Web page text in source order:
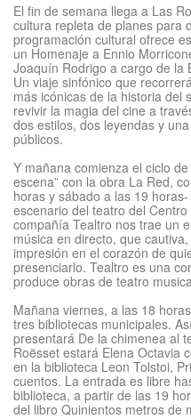
El fin de semana llega a Las
cultura repleta de planes para
programación cultural ofrece
un Homenaje a Ennio
Joaquín Rodrigo a cargo de la
Un viaje sinfónico que
más icónicas de la historia del
revivir la magia del cine a
dos estilos, dos leyendas y
públicos.
Y mañana comienza el ciclo
escena” con la obra La Red,
horas y sábado a las 19
escenario del teatro del
compañía Tealtro nos trae un
música en directo, que
impresión en el corazón de
presenciarlo. Tealtro es una
produce obras de teatro
Mañana viernes, a las 18
tres bibliotecas municipales.
presentará De la chimenea al
Roësset estará Elena Octavia
en la biblioteca Leon Tolstoi,
cuentos. La entrada es libre
biblioteca, a partir de las 19
del libro Quinientos metros de